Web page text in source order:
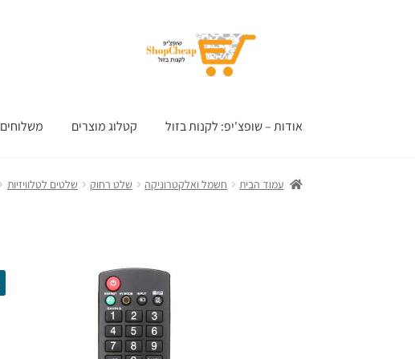
אודות – שופצ'יפ: לקנות בזול קטלוג מוצרים משלוחים
עמוד הבית חשמל ואלקטרוניקה שלט רחוק שלטים לטלוויזיות